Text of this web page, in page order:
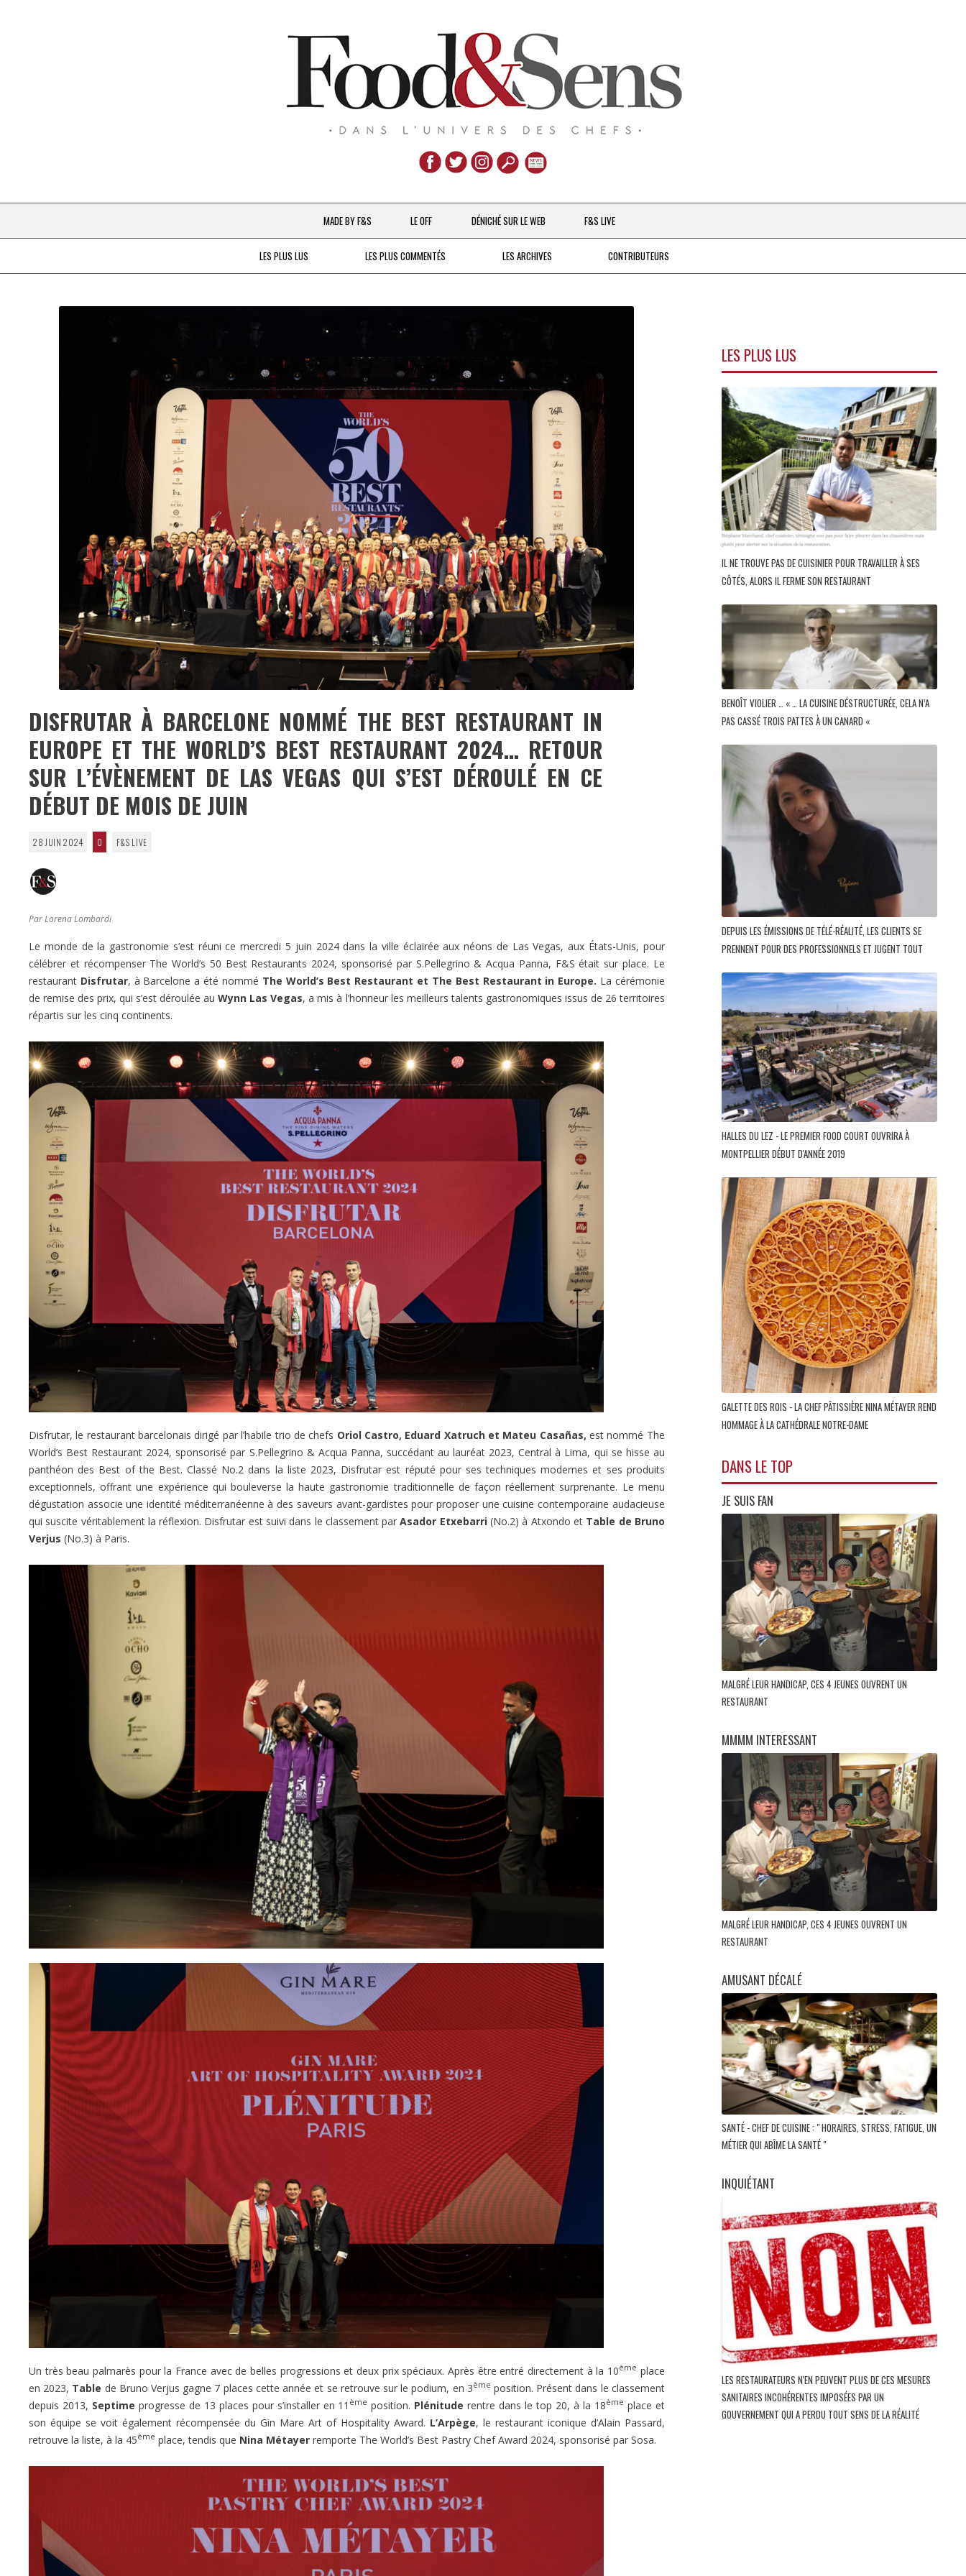
Aller
au
contenu
MADE BY F&S
CHEFS & ACTUALITÉS
V…DE VOYAGE
LE OFF DÉNICHÉ SUR LE WEB F&S LIVE
LES PLUS LUS LES PLUS COMMENTÉS LES ARCHIVES CONTRIBUTEURS
DISFRUTAR À BARCELONE NOMMÉ THE BEST RESTAURANT IN
EUROPE ET THE WORLD’S BEST RESTAURANT 2024… RETOUR
SUR L’ÉVÈNEMENT DE LAS VEGAS QUI S’EST DÉROULÉ EN CE
DÉBUT DE MOIS DE JUIN
28 JUIN 2024 0 F&S LIVE
Par Lorena Lombardi
Le monde de la gastronomie s’est réuni ce mercredi 5 juin 2024 dans la ville éclairée aux néons de Las Vegas, aux États-Unis, pour
célébrer et récompenser The World’s 50 Best Restaurants 2024, sponsorisé par S.Pellegrino & Acqua Panna, F&S était sur place. Le
restaurant Disfrutar, à Barcelone a été nommé The World’s Best Restaurant et The Best Restaurant in Europe. La cérémonie
de remise des prix, qui s’est déroulée auWynn Las Vegas, a mis à l’honneur les meilleurs talents gastronomiques issus de 26 territoires
répartis sur les cinq continents.
Disfrutar, le restaurant barcelonais dirigé par l’habile trio de chefs Oriol Castro, Eduard Xatruch et Mateu Casañas, est nommé The
World’s Best Restaurant 2024, sponsorisé par S.Pellegrino & Acqua Panna, succédant au lauréat 2023, Central à Lima, qui se hisse au
panthéon des Best of the Best. Classé No.2 dans la liste 2023, Disfrutar est réputé pour ses techniques modernes et ses produits
exceptionnels, offrant une expérience qui bouleverse la haute gastronomie traditionnelle de façon réellement surprenante. Le menu
dégustation associe une identité méditerranéenne à des saveurs avant-gardistes pour proposer une cuisine contemporaine audacieuse
qui suscite véritablement la réflexion. Disfrutar est suivi dans le classement parAsador Etxebarri(No.2) à Atxondo et Table de Bruno
Verjus (No.3) à Paris.
Un très beau palmarès pour la France avec de belles progressions et deux prix spéciaux. Après être entré directement à la 10ème place
en 2023, Table de Bruno Verjus gagne 7 places cette année et se retrouve sur le podium, en 3ème position. Présent dans le classement
depuis 2013, Septime progresse de 13 places pour s’installer en 11 ème position. Plénitude rentre dans le top 20, à la 18ème place et
son équipe se voit également récompensée du Gin Mare Art of Hospitality Award. L’Arpège, le restaurant iconique d’Alain Passard,
retrouve la liste, à la 45ème place, tendis que Nina Métayer remporte The World’s Best Pastry Chef Award 2024, sponsorisé par Sosa.
LES PLUS LUS
IL NE TROUVE PAS DE CUISINIER POUR TRAVAILLER À SES
CÔTÉS, ALORS IL FERME SON RESTAURANT
BENOÎT VIOLIER … « … LA CUISINE DÉSTRUCTURÉE, CELA N’A
PAS CASSÉ TROIS PATTES À UN CANARD «
DEPUIS LES ÉMISSIONS DE TÉLÉ-RÉALITÉ, LES CLIENTS SE
PRENNENT POUR DES PROFESSIONNELS ET JUGENT TOUT
HALLES DU LEZ - LE PREMIER FOOD COURT OUVRIRA À
MONTPELLIER DÉBUT D'ANNÉE 2019
GALETTE DES ROIS - LA CHEF PÂTISSIÈRE NINA MÉTAYER REND
HOMMAGE À LA CATHÉDRALE NOTRE-DAME
DANS LE TOP
JE SUIS FAN
MALGRÉ LEUR HANDICAP, CES 4 JEUNES OUVRENT UN
RESTAURANT
MMMM INTERESSANT
MALGRÉ LEUR HANDICAP, CES 4 JEUNES OUVRENT UN
RESTAURANT
AMUSANT DÉCALÉ
SANTÉ - CHEF DE CUISINE : " HORAIRES, STRESS, FATIGUE, UN
MÉTIER QUI ABÎME LA SANTÉ "
INQUIÉTANT
LES RESTAURATEURS N'EN PEUVENT PLUS DE CES MESURES
SANITAIRES INCOHÉRENTES IMPOSÉES PAR UN
GOUVERNEMENT QUI A PERDU TOUT SENS DE LA RÉALITÉ